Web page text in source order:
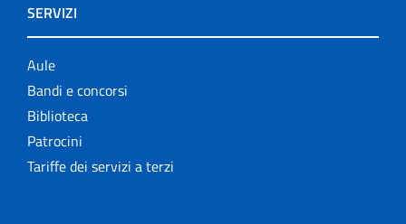
SERVIZI
Aule
Bandi e concorsi
Biblioteca
Patrocini
Tariffe dei servizi a terzi